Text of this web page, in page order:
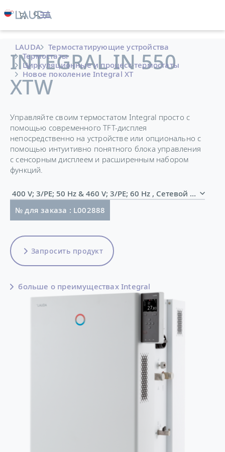
LAUDA
Термостатирующие устройства
Термостаты
Циркуляционные и процесс-термостаты
Новое поколение Integral XT
INTEGRAL IN 550
XTW
Управляйте своим термостатом Integral просто с
помощью современного TFT-дисплея
непосредственно на устройстве или опционально с
помощью интуитивно понятного блока управления
с сенсорным дисплеем и расширенным набором
функций.
400 V; 3/PE; 50 Hz & 460
№ для заказа : L002888
Запросить продукт
больше о преимуществах Integral